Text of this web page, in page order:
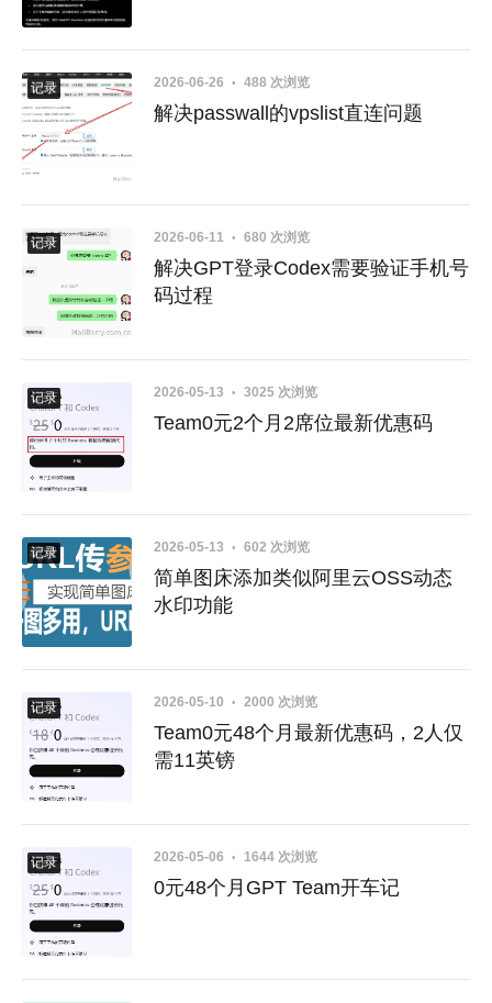
教程
记录 2026-06-26 488 次浏览
解决passwall的vpslist直连问题
GPT
记录 2026-06-11 680 次浏览
解决GPT登录Codex需要验证手机号
码过程
GPT
记录 2026-05-13 3025 次浏览
Team0元2个月2席位最新优惠码
教程
记录 2026-05-13 602 次浏览
简单图床添加类似阿里云OSS动态
水印功能
GPT
记录 2026-05-10 2000 次浏览
Team0元48个月最新优惠码，2人仅
需11英镑
GPT
记录 2026-05-06 1644 次浏览
0元48个月GPT Team开车记